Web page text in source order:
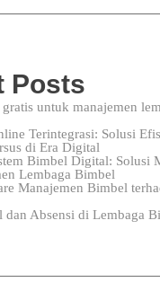
Posts
untuk manajemen
Terintegrasi: Solusi
di Era Digital
Bimbel Digital: Solusi
Lembaga Bimbel
Manajemen Bimbel
dan Absensi di Lembaga